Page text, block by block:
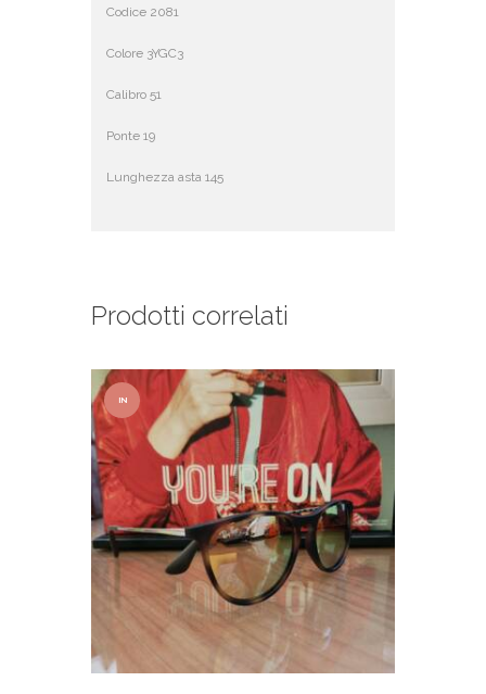
Codice 2081
Colore 3YGC3
Calibro 51
Ponte 19
Lunghezza asta 145
Prodotti correlati
IN
OFFER
TA!